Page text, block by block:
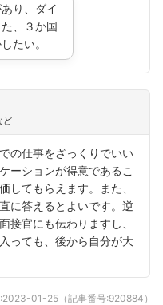
り、ダイ
、３か国
たい。
ど
の仕事をざっくりでいい
ーションが得意であるこ
してもらえます。また、
に答えるとよいです。逆
接官にも伝わりますし、
っても、後から自分が大
2023-01-25 （記事番号:920884 ）